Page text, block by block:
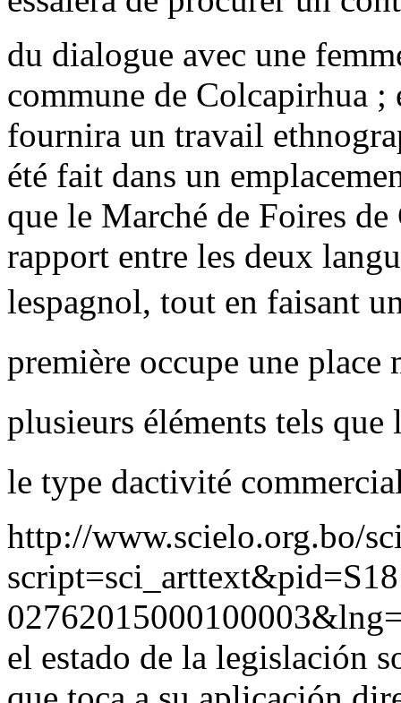
du dialogue avec une
commune de Colcapirhua ;
fournira un travail
été fait dans un
que le Marché de Foires
rapport entre les deux
lespagnol, tout en faisant
première occupe une place
plusieurs éléments tels que
le type dactivité
http://www.scielo.org.bo/
el estado de la legislación